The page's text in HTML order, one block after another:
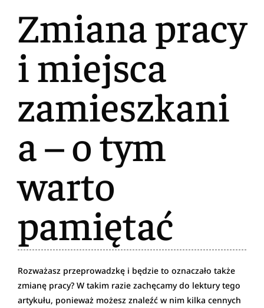
Zmiana pracy
i miejsca
zamieszkani
a – o tym
warto
pamiętać
Rozważasz przeprowadzkę i będzie to oznaczało także
zmianę pracy? W takim razie zachęcamy do lektury tego
artykułu, ponieważ możesz znaleźć w nim kilka cennych